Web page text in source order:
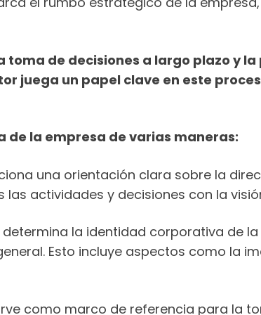
de decisiones a largo plazo y
juega un papel clave en este
de la empresa de varias maneras:
una orientación clara sobre la
actividades y decisiones con la
la identidad corporativa de
Esto incluye aspectos como la
como marco de referencia para la